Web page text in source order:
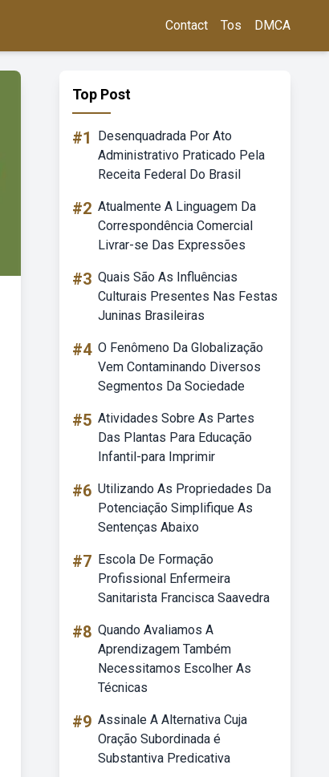
Contact Tos DMCA
Top Post
#1
Desenquadrada Por Ato
Administrativo Praticado Pela
Receita Federal Do Brasil
#2 Atualmente A Linguagem Da
Correspondência Comercial
Livrar-se Das Expressões
#3 Quais São As Influências
Culturais Presentes Nas Festas
Juninas Brasileiras
#4 O Fenômeno Da Globalização
Vem Contaminando Diversos
Segmentos Da Sociedade
#5 Atividades Sobre As Partes
Das Plantas Para Educação
Infantil-para Imprimir
#6 Utilizando As Propriedades Da
Potenciação Simplifique As
Sentenças Abaixo
#7 Escola De Formação
Profissional Enfermeira
Sanitarista Francisca Saavedra
#8 Quando Avaliamos A
Aprendizagem Também
Necessitamos Escolher As
Técnicas
#9 Assinale A Alternativa Cuja
Oração Subordinada é
Substantiva Predicativa